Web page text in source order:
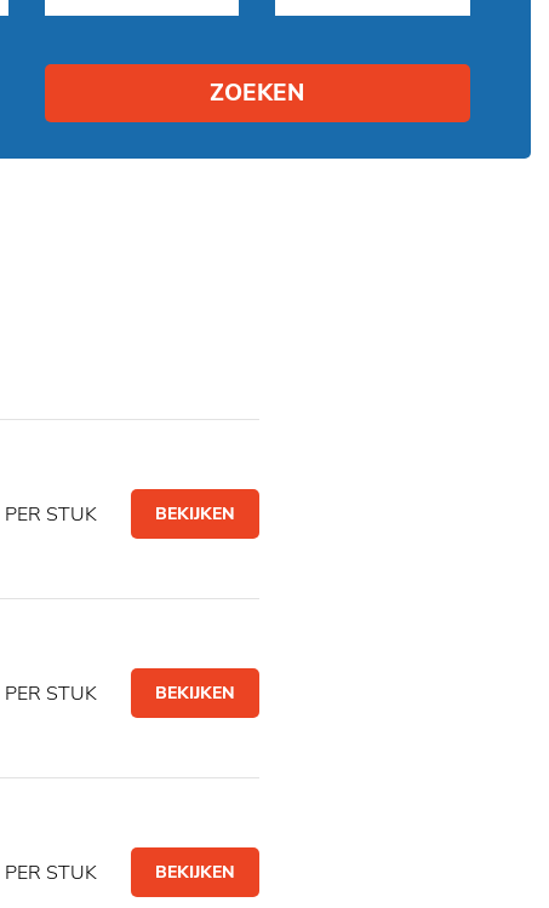
ZOEKEN
PER STUK BEKIJKEN
PER STUK BEKIJKEN
PER STUK BEKIJKEN